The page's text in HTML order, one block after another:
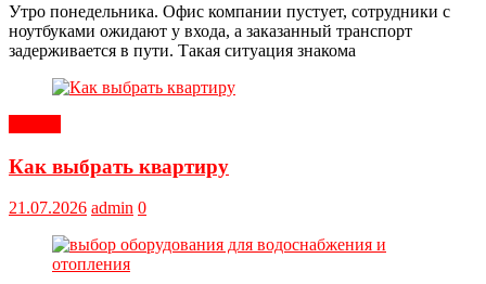
Утро понедельника. Офис компании пустует, сотрудники с
ноутбуками ожидают у входа, а заказанный транспорт
задерживается в пути. Такая ситуация знакома
Как выбрать квартиру
21.07.2026 admin 0